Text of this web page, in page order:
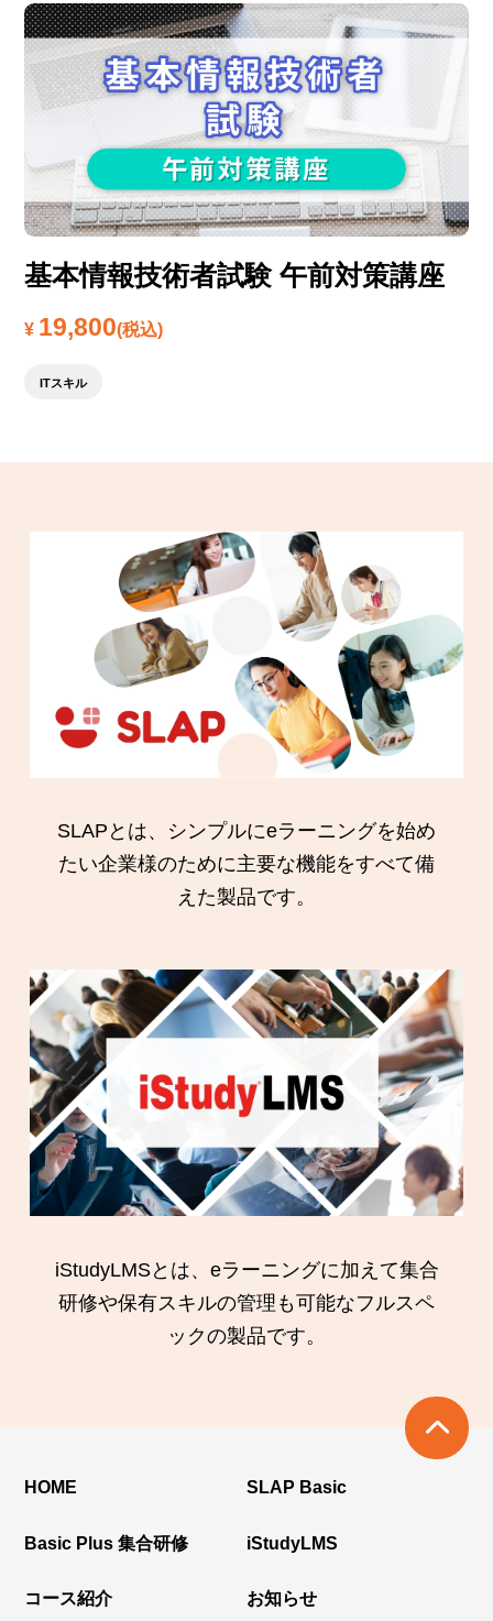
基本情報技術者試験 午前対策講座
¥ 19,800(税込)
ITスキル
SLAPとは、シンプルにeラーニングを始め
たい企業様のために主要な機能をすべて備
えた製品です。
iStudyLMSとは、eラーニングに加えて集合
研修や保有スキルの管理も可能なフルスペ
ックの製品です。
HOME SLAP Basic
Basic Plus 集合研修 iStudyLMS
コース紹介 お知らせ